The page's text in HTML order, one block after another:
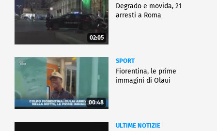
02:05
Degrado e movida, 21
arresti a Roma
00:48
SPORT
Fiorentina, le prime
immagini di Olaui
ULTIME NOTIZIE